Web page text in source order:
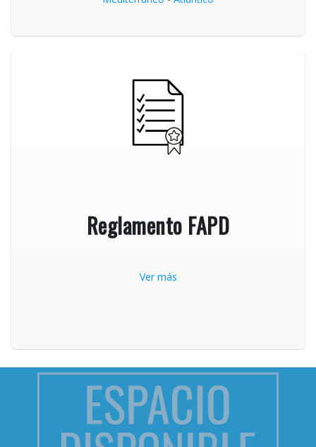
Reglamento FAPD
Ver más